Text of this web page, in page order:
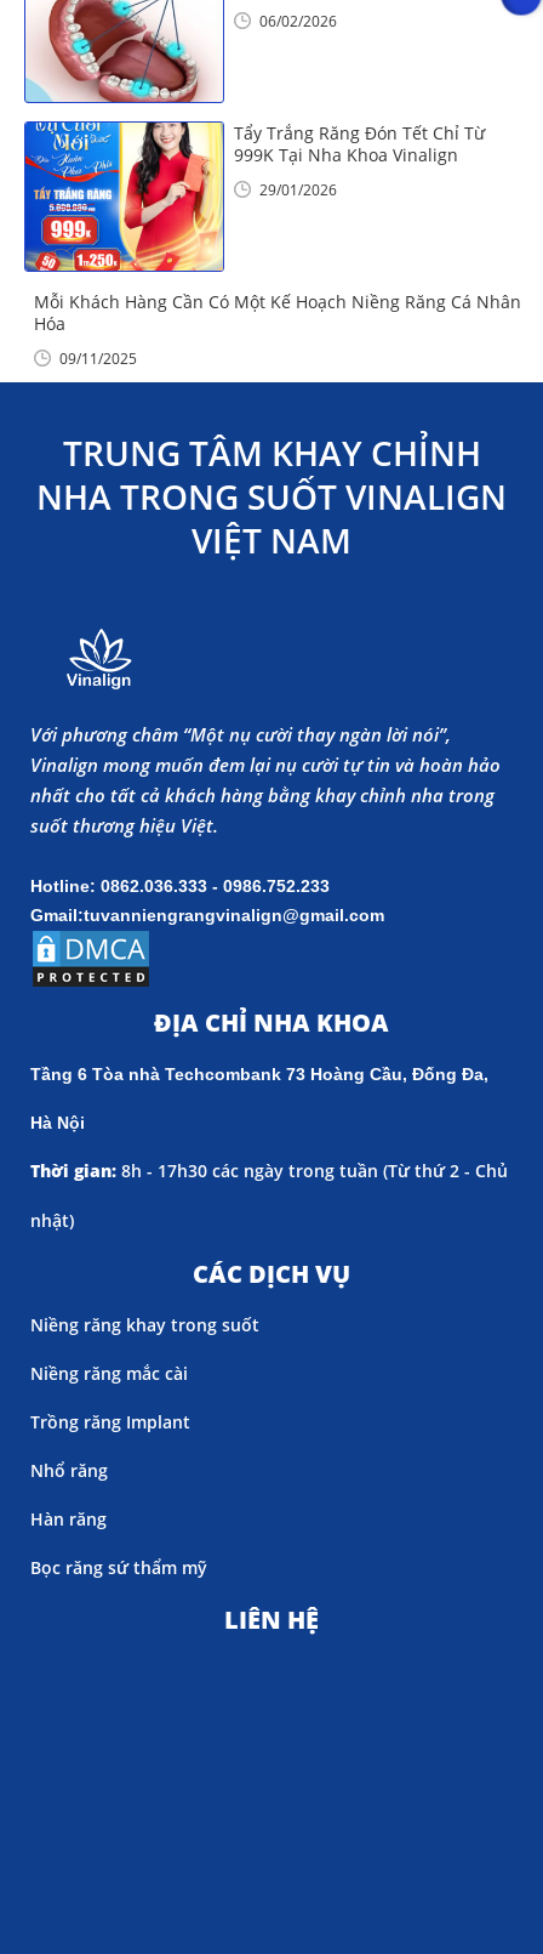
06/02/2026
Tẩy Trắng Răng Đón Tết Chỉ Từ
999K Tại Nha Khoa Vinalign
29/01/2026
Mỗi Khách Hàng Cần Có Một Kế Hoạch Niềng Răng Cá Nhân
Hóa
09/11/2025
TRUNG TÂM KHAY CHỈNH
NHA TRONG SUỐT VINALIGN
VIỆT NAM
Với phương châm “Một nụ cười thay ngàn lời nói”,
Vinalign mong muốn đem lại nụ cười tự tin và hoàn hảo
nhất cho tất cả khách hàng bằng khay chỉnh nha trong
suốt thương hiệu Việt.
Hotline: 0862.036.333 - 0986.752.233
Gmail:tuvanniengrangvinalign@gmail.com
ĐỊA CHỈ NHA KHOA
Tầng 6 Tòa nhà Techcombank 73 Hoàng Cầu, Đống Đa,
Hà Nội
Thời gian: 8h - 17h30 các ngày trong tuần (Từ thứ 2 - Chủ
nhật)
CÁC DỊCH VỤ
Niềng răng khay trong suốt
Niềng răng mắc cài
Trồng răng Implant
Nhổ răng
Hàn răng
Bọc răng sứ thẩm mỹ
LIÊN HỆ